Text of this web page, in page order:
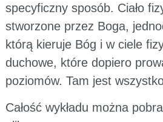
specyficzny sposób. Ciało
stworzone przez Boga,
którą kieruje Bóg i w ciele
duchowe, które dopiero
poziomów. Tam jest
Całość wykładu można